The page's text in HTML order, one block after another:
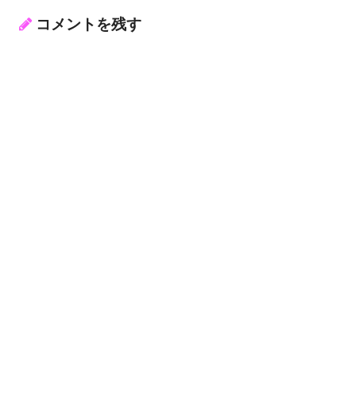
コメントを残す